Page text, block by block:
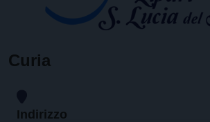
Curia
Indirizzo